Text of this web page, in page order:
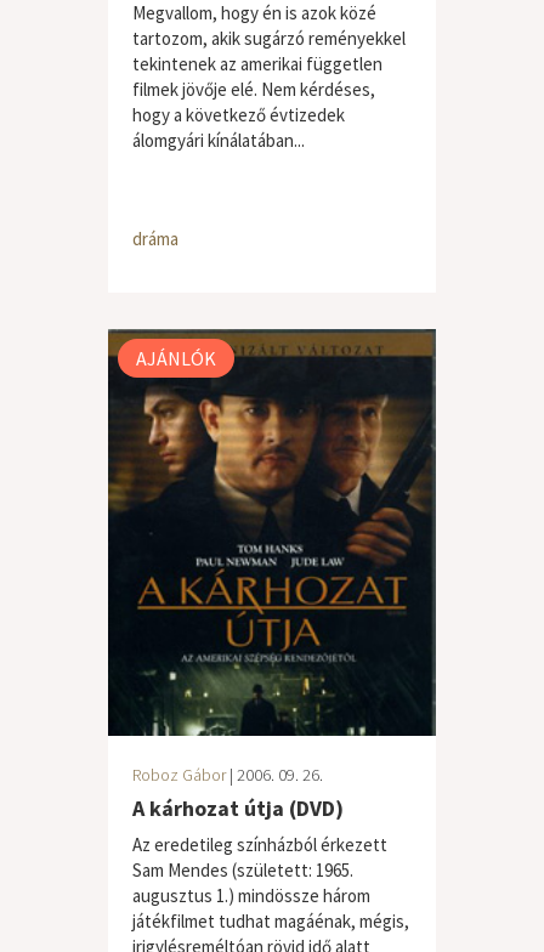
Megvallom, hogy én is azok közé
tartozom, akik sugárzó reményekkel
tekintenek az amerikai független
filmek jövője elé. Nem kérdéses,
hogy a következő évtizedek
álomgyári kínálatában...
dráma
AJÁNLÓK
Roboz Gábor| 2006. 09. 26.
A kárhozat útja (DVD)
Az eredetileg színházból érkezett
Sam Mendes (született: 1965.
augusztus 1.) mindössze három
játékfilmet tudhat magáénak, mégis,
irigylésreméltóan rövid idő alatt